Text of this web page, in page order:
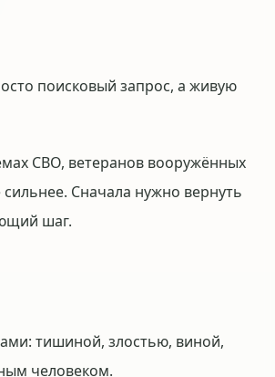
поисковый запрос, а живую
СВО, ветеранов вооружённых
Сначала нужно вернуть
шаг.
тишиной, злостью, виной,
человеком.